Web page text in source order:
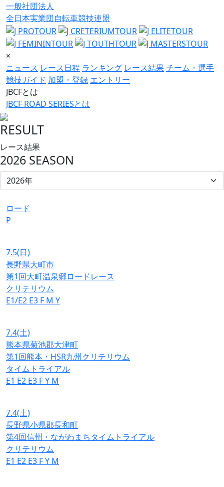
一般社団法人
全日本実業団自転車競技連盟
×
ニュース レース日程 ランキング レース結果チーム・選手
競技ガイド 加盟・登録 エントリー
JBCFとは
JBCF ROAD SERIESとは
RESULT
レース結果
2026 SEASON
ロード
P
7.5(日)
長野県大町市
第1回大町温泉郷ロードレース
クリテリウム
E1/E2 E3 F M Y
7.4(土)
熊本県菊池郡大津町
第1回熊本・HSR九州クリテリウム
タイムトライアル
E1 E2 E3 FY M
7.4(土)
長野県小県郡長和町
第4回信州・ながわまちタイムトライアル
クリテリウム
E1 E2 E3 FY M